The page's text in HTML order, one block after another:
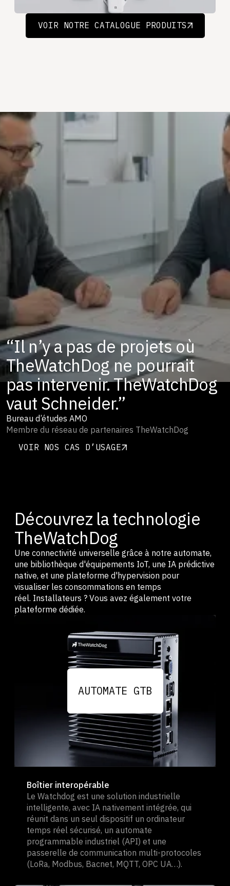
VOIR NOTRE CATALOGUE PRODUITS
VOIR NOTRE CATALOGUE PRODUITS
“Il n’y a pas de projets où
TheWatchDog ne pourrait
pas intervenir. TheWatchDog
vaut Schneider.”
Bureau d’études AMO
Membre du réseau de partenaires TheWatchDog
VOIR NOS CAS D’USAGE
Découvrez la technologie
TheWatchDog
Une connectivité universelle grâce à notre automate,
une bibliothèque d'équipements IoT, une IA prédictive
native, et une plateforme d'hypervision pour
visualiser les consommations en temps
réel. Installateurs ? Vous avez également votre
plateforme dédiée.
AUTOMATE GTB
Boîtier interopérable
Le Watchdog est une solution industrielle
intelligente, avec IA nativement intégrée, qui
réunit dans un seul dispositif un ordinateur
temps réel sécurisé, un automate
programmable industriel (API) et une
passerelle de communication multi-protocoles
(LoRa, Modbus, Bacnet, MQTT, OPC UA…).